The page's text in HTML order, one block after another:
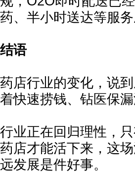
药、半小时送达等服
结语
药店行业的变化，说
着快速捞钱、钻医保
行业正在回归理性，
药店才能活下来，这
远发展是件好事。